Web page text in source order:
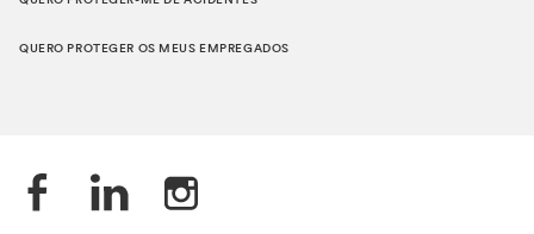
QUERO PROTEGER OS MEUS EMPREGADOS